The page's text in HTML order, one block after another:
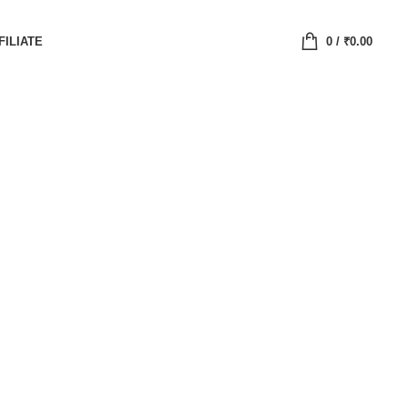
0/ ₹0.00